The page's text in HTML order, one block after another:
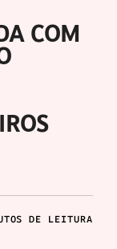
COM
DE LEITURA